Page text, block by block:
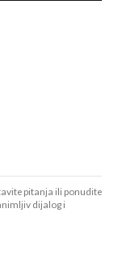
pitanja ili ponudite
dijalog i